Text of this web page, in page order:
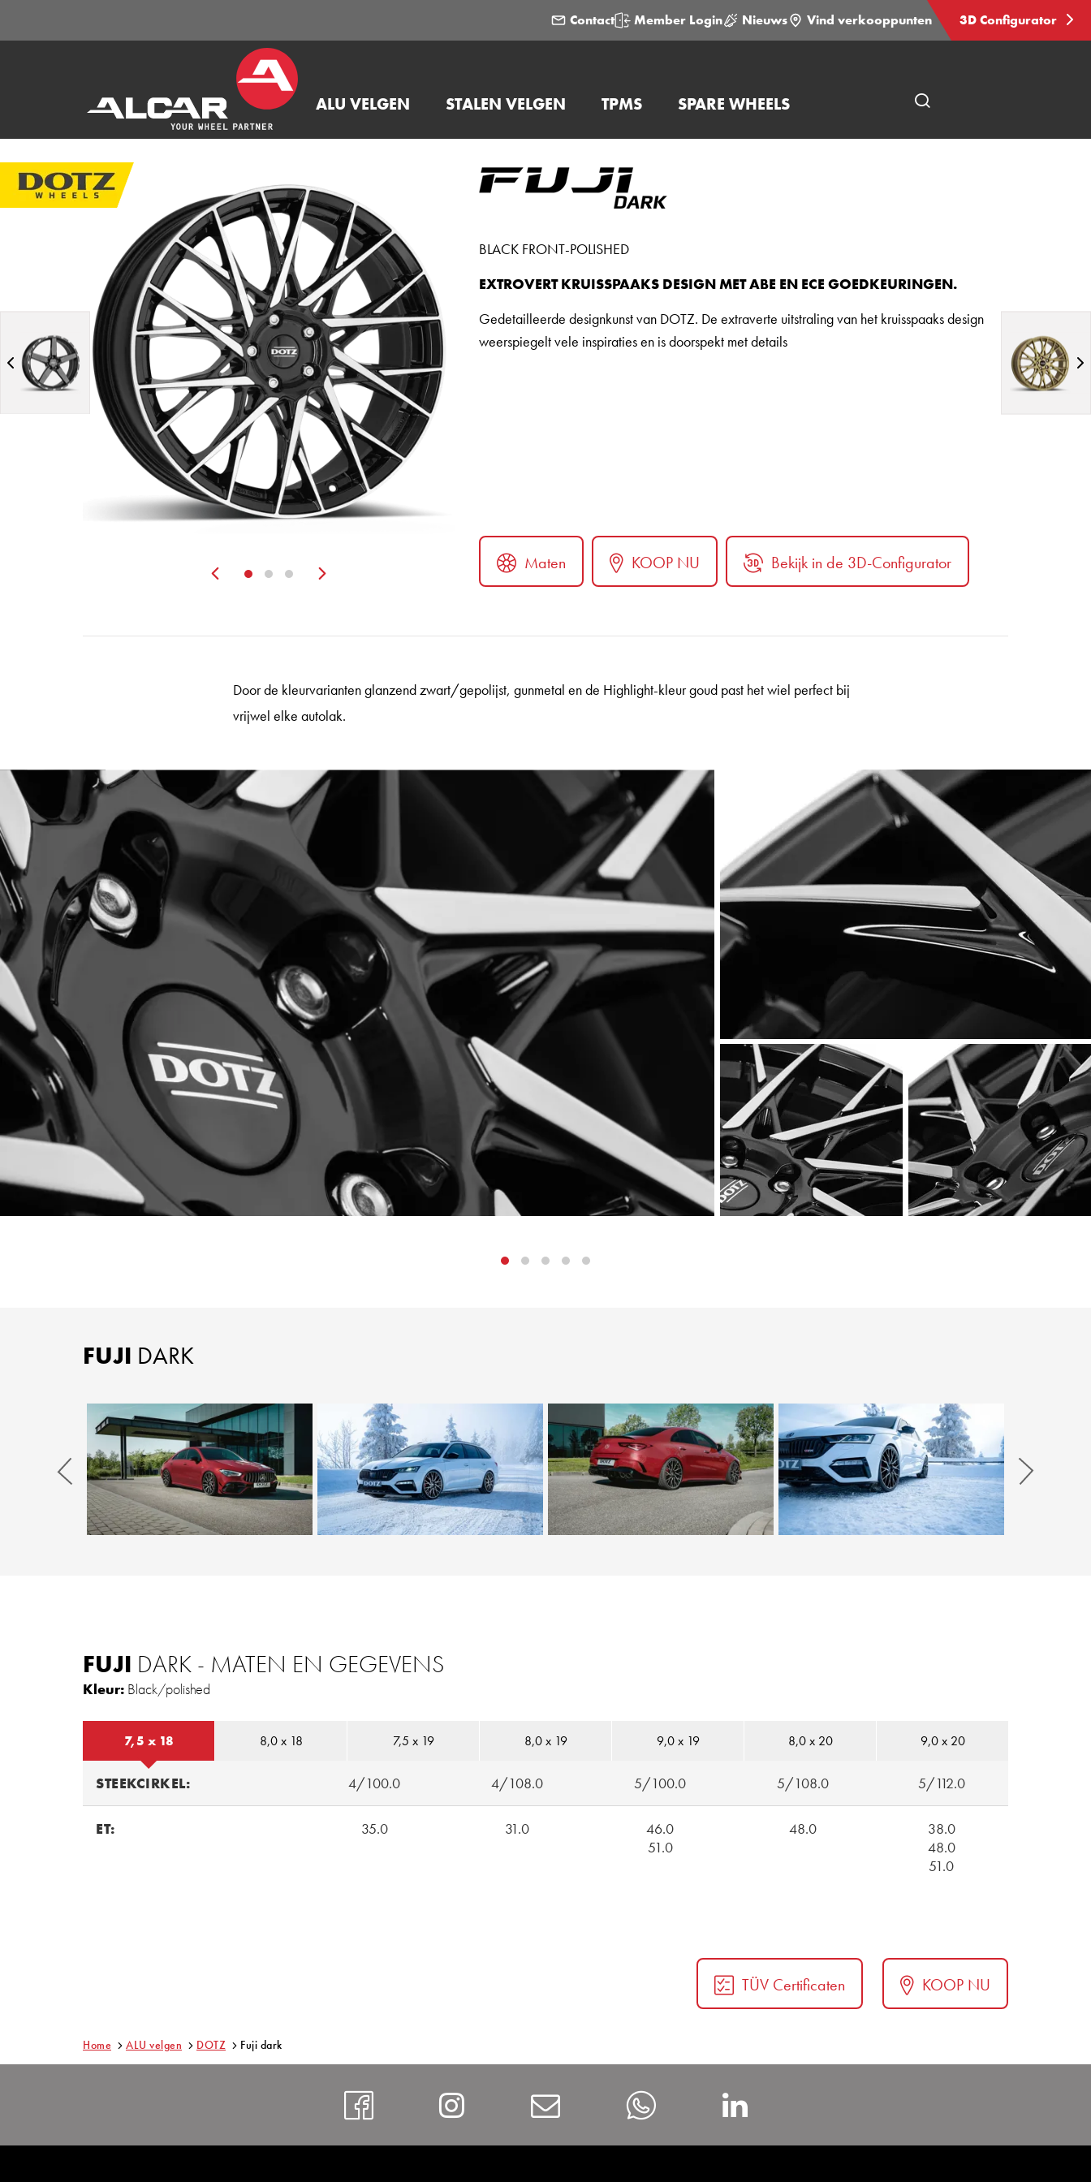
Contact Member Login Nieuws Vind verkooppunten 3D Configurator
ALU VELGEN STALEN VELGEN TPMS SPARE WHEELS
Zurück
BLACK FRONT-POLISHED
EXTROVERT KRUISSPAAKS DESIGN MET ABE EN ECE GOEDKEURINGEN.
Gedetailleerde designkunst van DOTZ. De extraverte uitstraling van het kruisspaaks design
weerspiegelt vele inspiraties en is doorspekt met details
Maten KOOP NU Bekijk in de 3D-Configurator
Door de kleurvarianten glanzend zwart/gepolijst, gunmetal en de Highlight-kleur goud past het wiel perfect bij
vrijwel elke autolak.
FUJI DARK
Zurück Weiter
FUJI DARK - MATEN EN GEGEVENS
Kleur: Black/polished
7,5 x 18 8,0 x 18 7,5 x 19 8,0 x 19 9,0 x 19 8,0 x 20 9,0 x 20
STEEKCIRKEL: 4/100.0 4/108.0 5/100.0 5/108.0 5/112.0
ET: 35.0 31.0
46.0
51.0
48.0
38.0
48.0
51.0
TÜV Certificaten KOOP NU
Home ALU velgen DOTZ Fuji dark
https://www.facebook.com/AlcarBenelux
InstagramContactWhatsapphttps://www.linkedin.com/